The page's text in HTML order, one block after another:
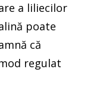
a liliecilor
poate
că
regulat